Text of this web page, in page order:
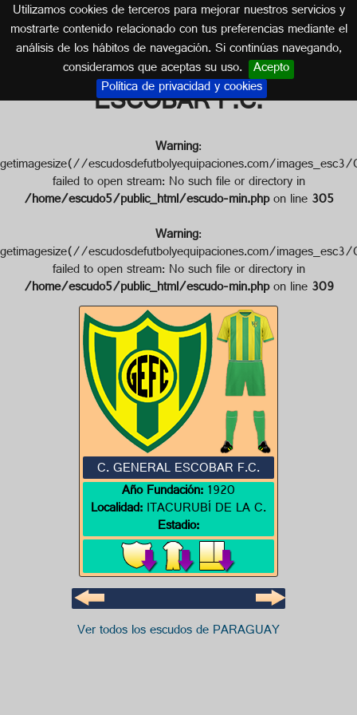
Utilizamos cookies de terceros para mejorar nuestros servicios y
mostrarte contenido relacionado con tus preferencias mediante el
análisis de los hábitos de navegación. Si continúas navegando,
consideramos que aceptas su uso. Acepto
Política de privacidad y cookies
Escudo de C. GENERAL
ESCOBAR F.C.
PARAGUAY
Warning:
getimagesize(//escudosdefutbolyequipaciones.com/
failed to open stream: No such file or directory in
/home/escudo5/public_html/escudo-min.phpon line305
Warning:
getimagesize(//escudosdefutbolyequipaciones.com/
failed to open stream: No such file or directory in
/home/escudo5/public_html/escudo-min.phpon line309
C. GENERAL ESCOBAR F.C.
Año Fundación:1920
Localidad:ITACURUBÍ DE LA C.
Estadio:
Ver todos los escudos de PARAGUAY